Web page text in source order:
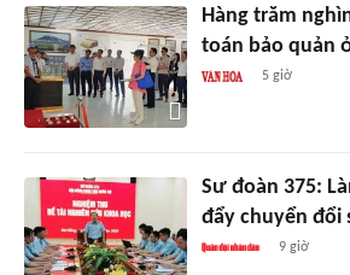
Hàng trăm
toán bảo quản
5 giờ
Sư đoàn 375:
đẩy chuyển đổi
9 giờ